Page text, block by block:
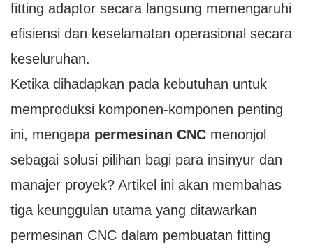
fitting adaptor secara langsung memengaruhi
efisiensi dan keselamatan operasional secara
keseluruhan.
Ketika dihadapkan pada kebutuhan untuk
memproduksi komponen-komponen penting
ini, mengapa permesinan CNC menonjol
sebagai solusi pilihan bagi para insinyur dan
manajer proyek? Artikel ini akan membahas
tiga keunggulan utama yang ditawarkan
permesinan CNC dalam pembuatan fitting